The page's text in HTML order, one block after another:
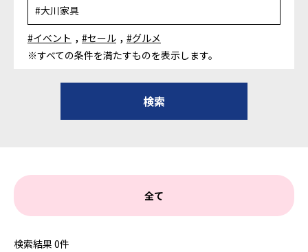
#イベント , #セール , #グルメ
※すべての条件を満たすものを表示します。
全て
検索結果 0件